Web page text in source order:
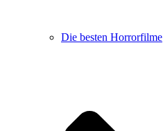
Die besten Horrorfilme